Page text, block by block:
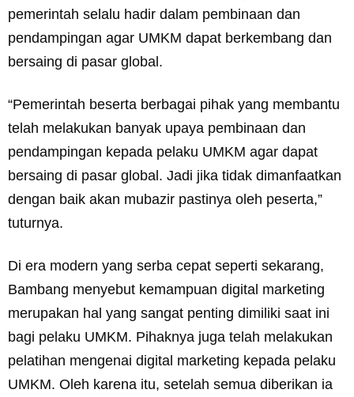
pemerintah selalu hadir dalam pembinaan dan
pendampingan agar UMKM dapat berkembang dan
bersaing di pasar global.
“Pemerintah beserta berbagai pihak yang membantu
telah melakukan banyak upaya pembinaan dan
pendampingan kepada pelaku UMKM agar dapat
bersaing di pasar global. Jadi jika tidak dimanfaatkan
dengan baik akan mubazir pastinya oleh peserta,”
tuturnya.
Di era modern yang serba cepat seperti sekarang,
Bambang menyebut kemampuan digital marketing
merupakan hal yang sangat penting dimiliki saat ini
bagi pelaku UMKM. Pihaknya juga telah melakukan
pelatihan mengenai digital marketing kepada pelaku
UMKM. Oleh karena itu, setelah semua diberikan ia